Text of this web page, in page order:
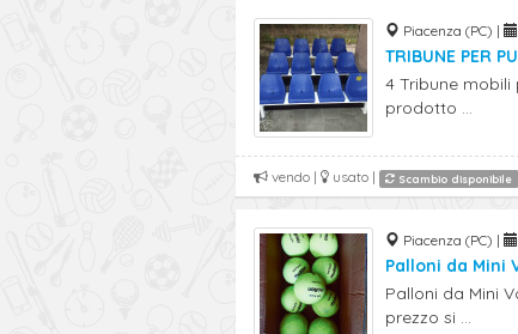
Piacenza (PC) |
TRIBUNE PER
4 Tribune
prodotto ...
vendo | usato | Scambio disponibile
Piacenza (PC) |
Palloni da Mini
Palloni da Mini
prezzo si ...